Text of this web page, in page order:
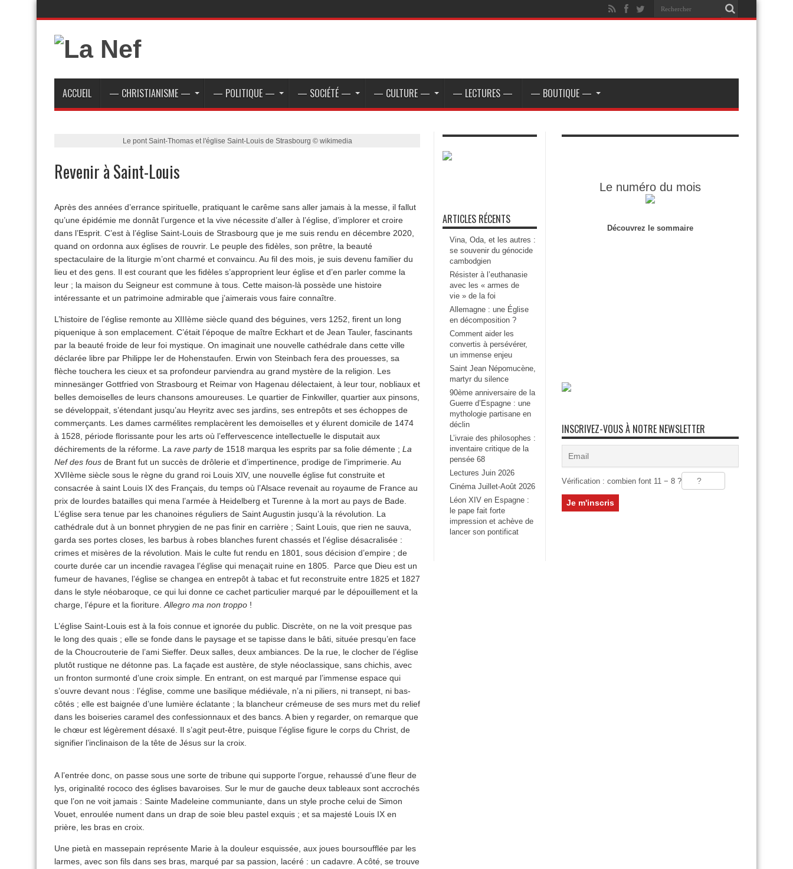
ACCUEIL — CHRISTIANISME — — POLITIQUE — — SOCIÉTÉ — — CULTURE — — LECTURES — — BOUTIQUE —
Le pont Saint-Thomas et l'église Saint-Louis de Strasbourg © wikimedia
Revenir à Saint-Louis
Après des années d’errance spirituelle, pratiquant le carême sans aller jamais à la messe, il fallut
qu’une épidémie me donnât l’urgence et la vive nécessite d’aller à l’église, d’implorer et croire
dans l’Esprit. C’est à l’église Saint-Louis de Strasbourg que je me suis rendu en décembre 2020,
quand on ordonna aux églises de rouvrir. Le peuple des fidèles, son prêtre, la beauté
spectaculaire de la liturgie m’ont charmé et convaincu. Au fil des mois, je suis devenu familier du
lieu et des gens. Il est courant que les fidèles s’approprient leur église et d’en parler comme la
leur ; la maison du Seigneur est commune à tous. Cette maison-là possède une histoire
intéressante et un patrimoine admirable que j’aimerais vous faire connaître.
L’histoire de l’église remonte au XIIIème siècle quand des béguines, vers 1252, firent un long
piquenique à son emplacement. C’était l’époque de maître Eckhart et de Jean Tauler, fascinants
par la beauté froide de leur foi mystique. On imaginait une nouvelle cathédrale dans cette ville
déclarée libre par Philippe Ier de Hohenstaufen. Erwin von Steinbach fera des prouesses, sa
flèche touchera les cieux et sa profondeur parviendra au grand mystère de la religion. Les
minnesänger Gottfried von Strasbourg et Reimar von Hagenau délectaient, à leur tour, nobliaux et
belles demoiselles de leurs chansons amoureuses. Le quartier de Finkwiller, quartier aux pinsons,
se développait, s’étendant jusqu’au Heyritz avec ses jardins, ses entrepôts et ses échoppes de
commerçants. Les dames carmélites remplacèrent les demoiselles et y élurent domicile de 1474
à 1528, période florissante pour les arts où l’effervescence intellectuelle le disputait aux
déchirements de la réforme. La rave partyde 1518 marqua les esprits par sa folie démente ; La
Nef des fous de Brant fut un succès de drôlerie et d’impertinence, prodige de l’imprimerie. Au
XVIIème siècle sous le règne du grand roi Louis XIV, une nouvelle église fut construite et
consacrée à saint Louis IX des Français, du temps où l’Alsace revenait au royaume de France au
prix de lourdes batailles qui mena l’armée à Heidelberg et Turenne à la mort au pays de Bade.
L’église sera tenue par les chanoines réguliers de Saint Augustin jusqu’à la révolution. La
cathédrale dut à un bonnet phrygien de ne pas finir en carrière ; Saint Louis, que rien ne sauva,
garda ses portes closes, les barbus à robes blanches furent chassés et l’église désacralisée :
crimes et misères de la révolution. Mais le culte fut rendu en 1801, sous décision d’empire ; de
courte durée car un incendie ravagea l’église qui menaçait ruine en 1805. Parce que Dieu est un
fumeur de havanes, l’église se changea en entrepôt à tabac et fut reconstruite entre 1825 et 1827
dans le style néobaroque, ce qui lui donne ce cachet particulier marqué par le dépouillement et la
charge, l’épure et la fioriture. Allegro ma non troppo !
L’église Saint-Louis est à la fois connue et ignorée du public. Discrète, on ne la voit presque pas
le long des quais ; elle se fonde dans le paysage et se tapisse dans le bâti, située presqu’en face
de la Choucrouterie de l’ami Sieffer. Deux salles, deux ambiances. De la rue, le clocher de l’église
plutôt rustique ne détonne pas. La façade est austère, de style néoclassique, sans chichis, avec
un fronton surmonté d’une croix simple. En entrant, on est marqué par l’immense espace qui
s’ouvre devant nous : l’église, comme une basilique médiévale, n’a ni piliers, ni transept, ni bas-
côtés ; elle est baignée d’une lumière éclatante ; la blancheur crémeuse de ses murs met du relief
dans les boiseries caramel des confessionnaux et des bancs. A bien y regarder, on remarque que
le chœur est légèrement désaxé. Il s’agit peut-être, puisque l’église figure le corps du Christ, de
signifier l’inclinaison de la tête de Jésus sur la croix.
A l’entrée donc, on passe sous une sorte de tribune qui supporte l’orgue, rehaussé d’une fleur de
lys, originalité rococo des églises bavaroises. Sur le mur de gauche deux tableaux sont accrochés
que l’on ne voit jamais : Sainte Madeleine communiante, dans un style proche celui de Simon
Vouet, enroulée nument dans un drap de soie bleu pastel exquis ; et sa majesté Louis IX en
prière, les bras en croix.
Une pietà en massepain représente Marie à la douleur esquissée, aux joues boursoufflée par les
larmes, avec son fils dans ses bras, marqué par sa passion, lacéré : un cadavre. A côté, se trouve
ARTICLES RÉCENTS
Vina, Oda, et les autres :
se souvenir du génocide
cambodgien
Résister à l’euthanasie
avec les « armes de
vie » de la foi
Allemagne : une Église
en décomposition ?
Comment aider les
convertis à persévérer,
un immense enjeu
Saint Jean Népomucène,
martyr du silence
90ème anniversaire de la
Guerre d’Espagne : une
mythologie partisane en
déclin
L’ivraie des philosophes :
inventaire critique de la
pensée 68
Lectures Juin 2026
Cinéma Juillet-Août 2026
Léon XIV en Espagne :
le pape fait forte
impression et achève de
lancer son pontificat
Le numéro du mois
Découvrez le sommaire
INSCRIVEZ-VOUS À NOTRE NEWSLETTER
Vérification : combien font 11 − 8 ?